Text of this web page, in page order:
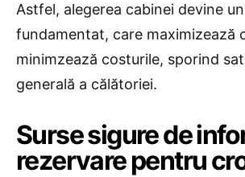
Astfel, alegerea cabinei devine
fundamentat, care maximizează
minimzează costurile, sporind
generală a călătoriei.
Surse sigure de
rezervare pentru